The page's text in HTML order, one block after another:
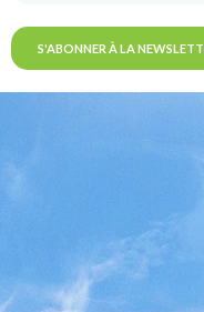
S'ABONNER À LA